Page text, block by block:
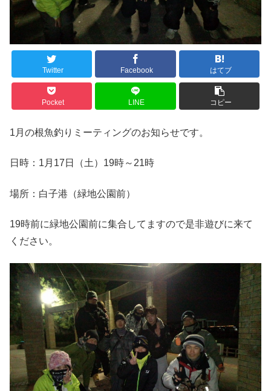
Twitter Facebook はてブ
Pocket LINE コピー
1月の根魚釣りミーティングのお知らせです。
日時：1月17日（土）19時～21時
場所：白子港（緑地公園前）
19時前に緑地公園前に集合してますので是非遊びに来て
ください。